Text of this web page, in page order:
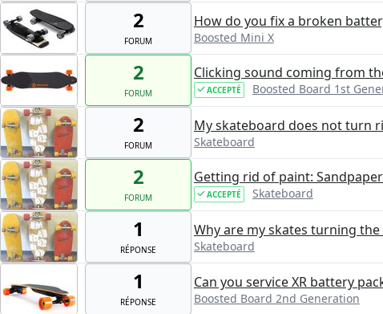
2
FORUM
How do you fix a broken
Boosted Mini X
2
FORUM
Clicking sound coming from
ACCEPTÉ Boosted Board 1st
2
FORUM
My skateboard does not turn
Skateboard
2
FORUM
Getting rid of paint:
ACCEPTÉ Skateboard
1
RÉPONSE
Why are my skates turning
Skateboard
1
RÉPONSE
Can you service XR battery
Boosted Board 2nd Generation